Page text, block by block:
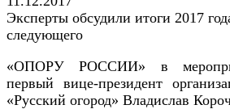
Эксперты обсудили итоги 2017
следующего
«ОПОРУ РОССИИ» в
первый вице-президент
«Русский огород» Владислав